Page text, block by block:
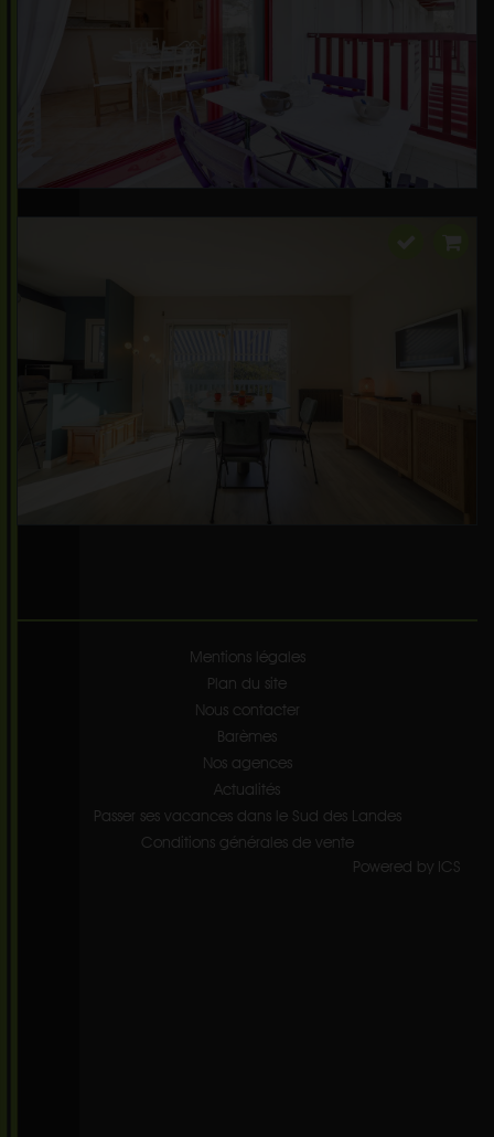
Mentions légales
Plan du site
Nous contacter
Barèmes
Nos agences
Actualités
Passer ses vacances dans le Sud des Landes
Conditions générales de vente
Powered by ICS